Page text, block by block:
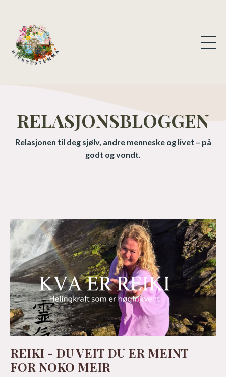
RELASJONSBLOGGEN
Relasjonen til deg sjølv, andre menneske og livet – på
godt og vondt.
REIKI - DU VEIT DU ER MEINT
FOR NOKO MEIR